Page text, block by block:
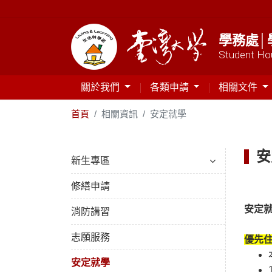
學務處│
Student
關於我們 各類申請 相關文件
首頁 相關資訊 安定就學
新生專區
修繕申請
消防講習
志願服務
安定就學
安定
優先